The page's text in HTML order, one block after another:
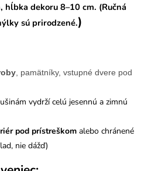
, hĺbka dekoru 8–10 cm. (Ručná
sú prirodzené.)
, pamätníky, vstupné dvere pod
vydrží celú jesennú a zimnú
pod prístreškom alebo chránené
nie dážď)